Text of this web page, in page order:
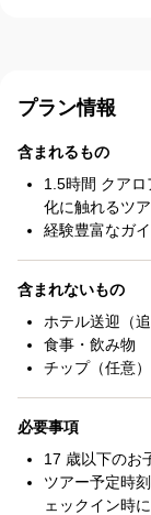
プラン情報
含まれるもの
1.5時間 クア
化に触れるツ
経験豊富なガ
含まれないもの
ホテル送迎（
食事・飲み物
チップ（任意）
必要事項
17 歳以下のお
ツアー予定時
ェックイン時